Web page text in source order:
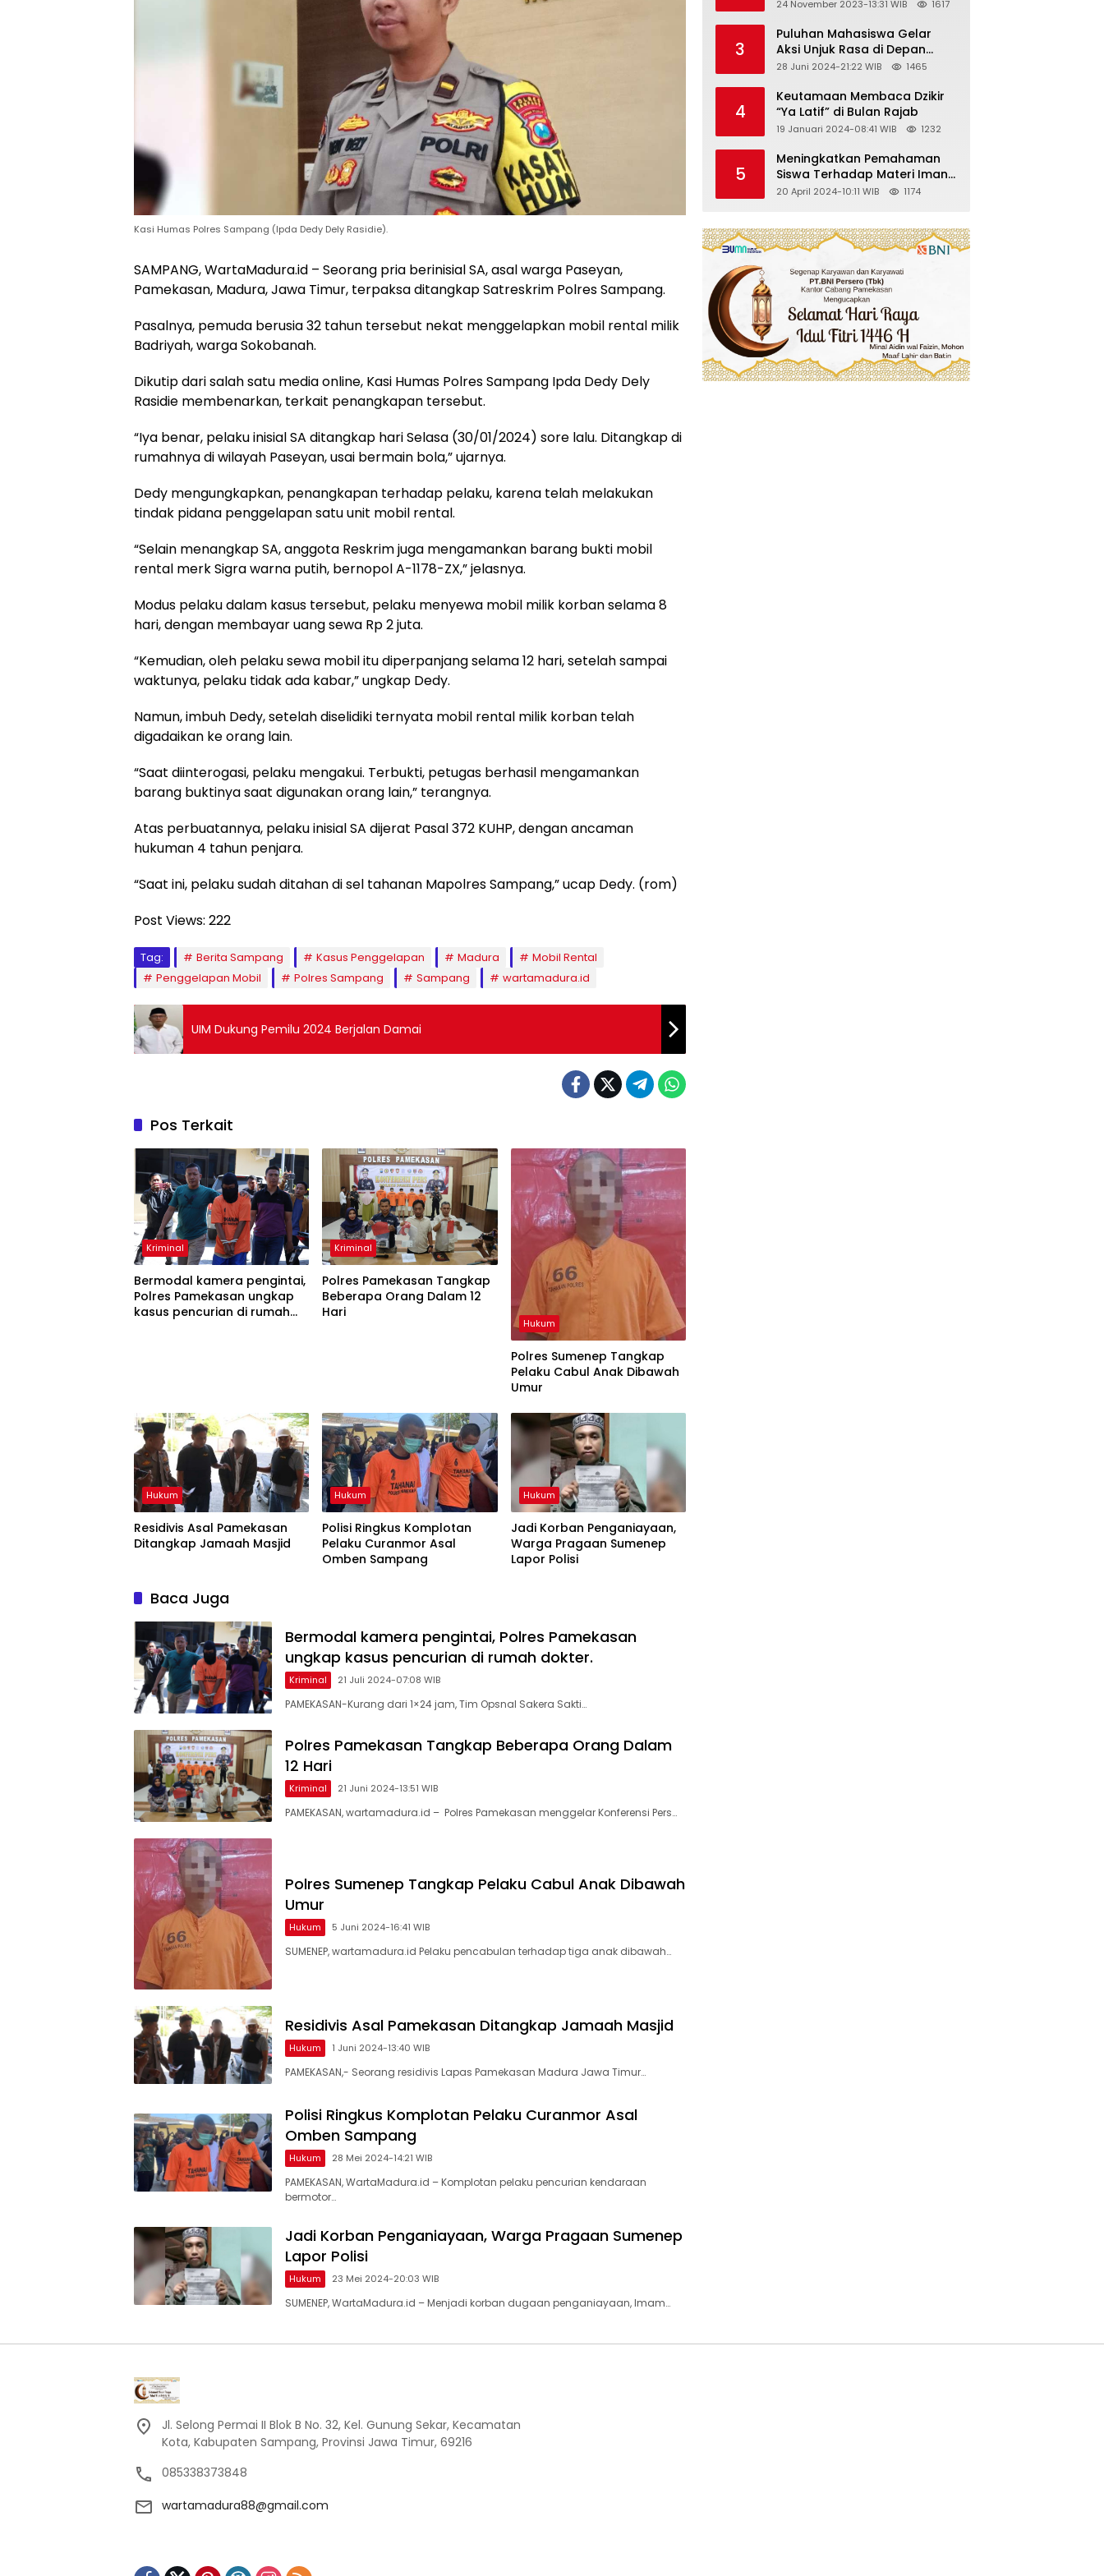
Kasi Humas Polres Sampang (Ipda Dedy Dely Rasidie).
SAMPANG, WartaMadura.id – Seorang pria berinisial SA, asal warga Paseyan,
Pamekasan, Madura, Jawa Timur, terpaksa ditangkap Satreskrim Polres Sampang.
Pasalnya, pemuda berusia 32 tahun tersebut nekat menggelapkan mobil rental milik
Badriyah, warga Sokobanah.
Dikutip dari salah satu media online, Kasi Humas Polres Sampang Ipda Dedy Dely
Rasidie membenarkan, terkait penangkapan tersebut.
“Iya benar, pelaku inisial SA ditangkap hari Selasa (30/01/2024) sore lalu. Ditangkap di
rumahnya di wilayah Paseyan, usai bermain bola,” ujarnya.
Dedy mengungkapkan, penangkapan terhadap pelaku, karena telah melakukan
tindak pidana penggelapan satu unit mobil rental.
“Selain menangkap SA, anggota Reskrim juga mengamankan barang bukti mobil
rental merk Sigra warna putih, bernopol A-1178-ZX,” jelasnya.
Modus pelaku dalam kasus tersebut, pelaku menyewa mobil milik korban selama 8
hari, dengan membayar uang sewa Rp 2 juta.
“Kemudian, oleh pelaku sewa mobil itu diperpanjang selama 12 hari, setelah sampai
waktunya, pelaku tidak ada kabar,” ungkap Dedy.
Namun, imbuh Dedy, setelah diselidiki ternyata mobil rental milik korban telah
digadaikan ke orang lain.
“Saat diinterogasi, pelaku mengakui. Terbukti, petugas berhasil mengamankan
barang buktinya saat digunakan orang lain,” terangnya.
Atas perbuatannya, pelaku inisial SA dijerat Pasal 372 KUHP, dengan ancaman
hukuman 4 tahun penjara.
“Saat ini, pelaku sudah ditahan di sel tahanan Mapolres Sampang,” ucap Dedy. (rom)
Post Views: 222
Tag: Berita Sampang Kasus Penggelapan Madura
Mobil Rental
Penggelapan Mobil
Polres Sampang Sampang wartamadura.id
UIM Dukung Pemilu 2024 Berjalan Damai
Pos Terkait
Kriminal
Bermodal kamera pengintai,
Polres Pamekasan ungkap
kasus pencurian di rumah
Kriminal
Polres Pamekasan Tangkap
Beberapa Orang Dalam 12
Hari
Hukum
Polres Sumenep Tangkap
Pelaku Cabul Anak Dibawah
Umur
Hukum
Residivis Asal Pamekasan
Ditangkap Jamaah Masjid
Hukum
Polisi Ringkus Komplotan
Pelaku Curanmor Asal
Omben Sampang
Hukum
Jadi Korban Penganiayaan,
Warga Pragaan Sumenep
Lapor Polisi
Baca Juga
Bermodal kamera pengintai, Polres Pamekasan
ungkap kasus pencurian di rumah dokter.
Kriminal 21 Juli 2024-07:08 WIB
PAMEKASAN-Kurang dari 1×24 jam, Tim Opsnal Sakera Sakti…
Polres Pamekasan Tangkap Beberapa Orang Dalam
12 Hari
Kriminal 21 Juni 2024-13:51 WIB
PAMEKASAN, wartamadura.id – Polres Pamekasan menggelar Konferensi Pers…
Polres Sumenep Tangkap Pelaku Cabul Anak Dibawah
Umur
Hukum 5 Juni 2024-16:41 WIB
SUMENEP, wartamadura.id Pelaku pencabulan terhadap tiga anak dibawah…
Residivis Asal Pamekasan Ditangkap Jamaah Masjid
Hukum 1 Juni 2024-13:40 WIB
PAMEKASAN,- Seorang residivis Lapas Pamekasan Madura Jawa Timur…
Polisi Ringkus Komplotan Pelaku Curanmor Asal
Omben Sampang
Hukum 28 Mei 2024-14:21 WIB
PAMEKASAN, WartaMadura.id – Komplotan pelaku pencurian kendaraan
bermotor…
Jadi Korban Penganiayaan, Warga Pragaan Sumenep
Lapor Polisi
Hukum 23 Mei 2024-20:03 WIB
SUMENEP, WartaMadura.id – Menjadi korban dugaan penganiayaan, Imam…
Kelas VII SMP Islam Faidlon
24 November 2023-13:31 WIB 1617
3
Puluhan Mahasiswa Gelar
Aksi Unjuk Rasa di Depan
Gedung KPK
28 Juni 2024-21:22 WIB 1465
4
Keutamaan Membaca Dzikir
“Ya Latif” di Bulan Rajab
19 Januari 2024-08:41 WIB 1232
5
Meningkatkan Pemahaman
Siswa Terhadap Materi Iman
Kepada Malaikat Allah
Kelas VIII SMP Islam Faidlon
Nujum Sampang
20 April 2024-10:11 WIB 1174
Jl. Selong Permai II Blok B No. 32, Kel. Gunung Sekar, Kecamatan
Kota, Kabupaten Sampang, Provinsi Jawa Timur, 69216
085338373848
wartamadura88@gmail.com